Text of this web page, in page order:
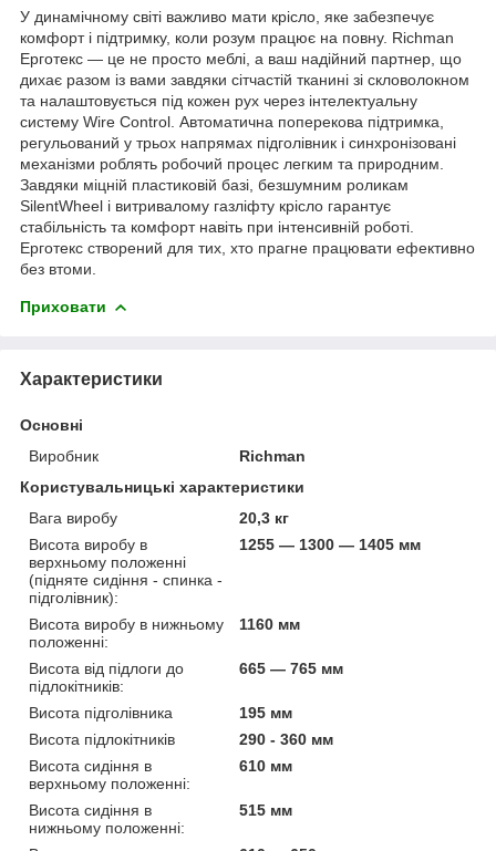
У динамічному світі важливо мати крісло, яке забезпечує
комфорт і підтримку, коли розум працює на повну. Richman
Ерготекс — це не просто меблі, а ваш надійний партнер, що
дихає разом із вами завдяки сітчастій тканині зі скловолокном
та налаштовується під кожен рух через інтелектуальну
систему Wire Control. Автоматична поперекова підтримка,
регульований у трьох напрямах підголівник і синхронізовані
механізми роблять робочий процес легким та природним.
Завдяки міцній пластиковій базі, безшумним роликам
SilentWheel і витривалому газліфту крісло гарантує
стабільність та комфорт навіть при інтенсивній роботі.
Ерготекс створений для тих, хто прагне працювати ефективно
без втоми.
Приховати
Характеристики
Основні
Виробник
Richman
Користувальницькі характеристики
Вага виробу
20,3 кг
Висота виробу в
верхньому положенні
(підняте сидіння - спинка -
підголівник):
1255 — 1300 — 1405 мм
Висота виробу в нижньому
положенні:
1160 мм
Висота від підлоги до
підлокітників:
665 — 765 мм
Висота підголівника
195 мм
Висота підлокітників
290 - 360 мм
Висота сидіння в
верхньому положенні:
610 мм
Висота сидіння в
нижньому положенні:
515 мм